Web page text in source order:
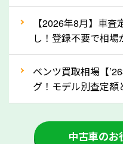
な車は早めに廃車手続
③自動車税の還付
ましょう！
車を廃車にすると、自
ができる場合がありま
付金をお客様に返還し
をする際には、自動車
【2026年8月】車
し！登録不要で相
ベンツ買取相場【
グ！モデル別査定
中古車のお